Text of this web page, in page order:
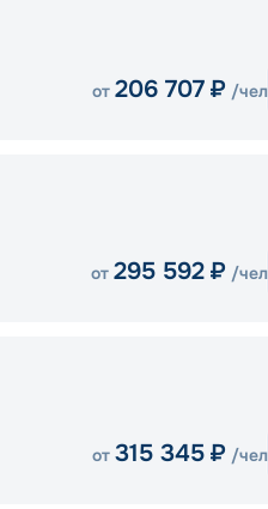
от 206 707 ₽ /чел
от 295 592 ₽ /чел
от 315 345 ₽ /чел